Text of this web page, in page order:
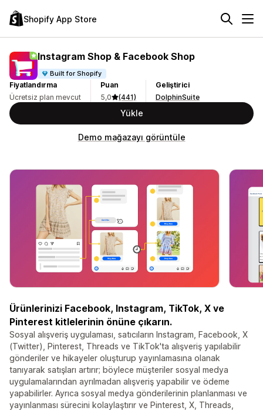
Shopify App Store
Instagram Shop & Facebook Shop
Built for Shopify
Fiyatlandırma
Ücretsiz plan mevcut
Puan
5,0
(441)
Geliştirici
DolphinSuite
Yükle
Demo mağazayı görüntüle
Ürünlerinizi Facebook, Instagram, TikTok, X ve
Pinterest kitlelerinin önüne çıkarın.
Sosyal alışveriş uygulaması, satıcıların Instagram, Facebook, X
(Twitter), Pinterest, Threads ve TikTok'ta alışveriş yapılabilir
gönderiler ve hikayeler oluşturup yayınlamasına olanak
tanıyarak satışları artırır; böylece müşteriler sosyal medya
uygulamalarından ayrılmadan alışveriş yapabilir ve ödeme
yapabilirler. Ayrıca sosyal medya gönderilerinin planlanması ve
yayınlanması sürecini kolaylaştırır ve Pinterest, X, Threads,